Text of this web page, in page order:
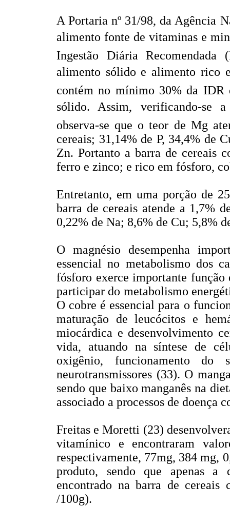
A Portaria nº 31/98, da Agência
alimento fonte de vitaminas e
Ingestão Diária
alimento sólido e alimento rico
contém no mínimo 30% da IDR
sólido. Assim, verificando-se
observa-se que o teor de Mg
cereais; 31,14% de P, 34,4% de
Zn. Portanto a barra de cereais
ferro e zinco; e rico em fósforo,
Entretanto, em uma porção de
barra de cereais atende a 1,7%
0,22% de Na; 8,6% de Cu; 5,8%
O magnésio desempenha
essencial no metabolismo dos
fósforo exerce importante função
participar do metabolismo
O cobre é essencial para o
maturação de leucócitos e
miocárdica e desenvolvimento
vida, atuando na síntese de
oxigênio, funcionamento do
neurotransmissores (33). O
sendo que baixo manganês na
associado a processos de doença
Freitas e Moretti (23)
vitamínico e encontraram
respectivamente, 77mg, 384 mg,
produto, sendo que apenas
encontrado na barra de
/100g).